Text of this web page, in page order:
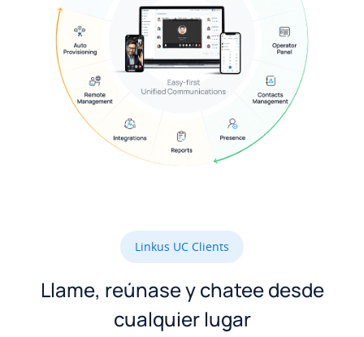
Linkus UC Clients
Llame, reúnase y chatee desde
cualquier lugar